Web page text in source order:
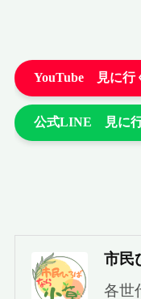
市民
各世